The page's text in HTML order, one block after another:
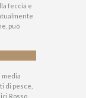
feccia e
può
media
di pesce,
Rosso,